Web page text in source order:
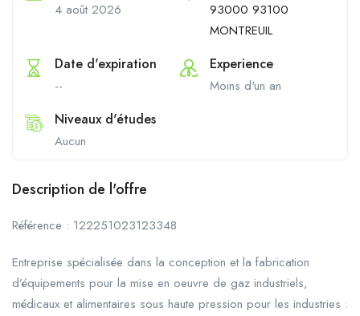
4 août 2026
93000 93100
MONTREUIL
Date d'expiration
--
Experience
Moins d'un an
Niveaux d'études
Aucun
Description de l'offre
Référence : 122251023123348
Entreprise spécialisée dans la conception et la fabrication
d’équipements pour la mise en oeuvre de gaz industriels,
médicaux et alimentaires sous haute pression pour les industries :